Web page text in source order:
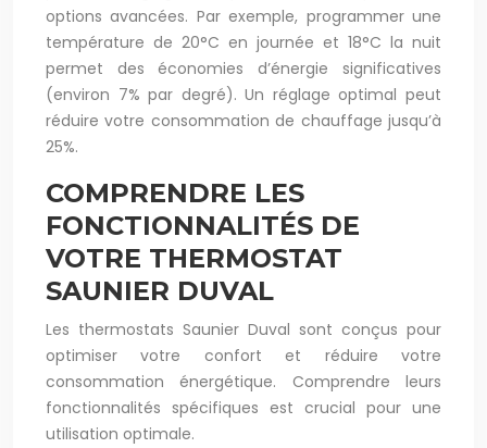
options avancées. Par exemple, programmer une
température de 20°C en journée et 18°C la nuit
permet des économies d’énergie significatives
(environ 7% par degré). Un réglage optimal peut
réduire votre consommation de chauffage jusqu’à
25%.
COMPRENDRE LES
FONCTIONNALITÉS DE
VOTRE THERMOSTAT
SAUNIER DUVAL
Les thermostats Saunier Duval sont conçus pour
optimiser votre confort et réduire votre
consommation énergétique. Comprendre leurs
fonctionnalités spécifiques est crucial pour une
utilisation optimale.